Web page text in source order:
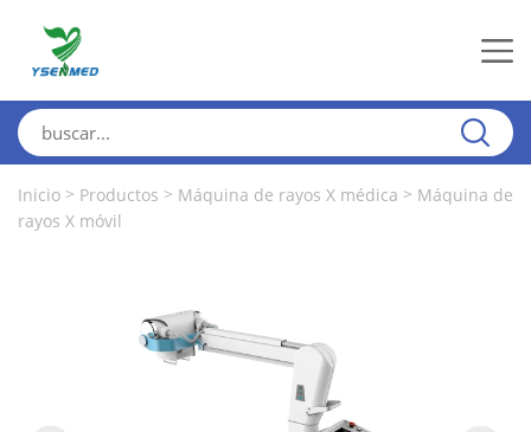
Inicio > Productos > Máquina de rayos X médica > Máquina de
rayos X móvil